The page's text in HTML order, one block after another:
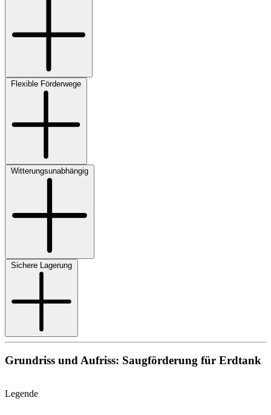
Flexible Förderwege
Witterungsunabhängig
Sichere Lagerung
Grundriss und Aufriss: Saugförderung für Erdtank
Legende